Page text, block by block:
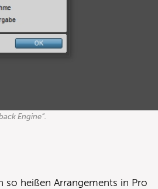
Engine“.
so heißen Arrangements in Pro